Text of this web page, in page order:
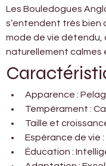
Les Bouledogues
s’entendent très bien
mode de vie détendu,
naturellement calmes
Apparence :
Tempérament :
Taille et
Espérance de vie
Éducation :